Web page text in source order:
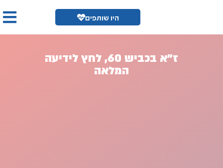
היו שותפים
ז"א בכביש 60, לחץ לידיעה
המלאה